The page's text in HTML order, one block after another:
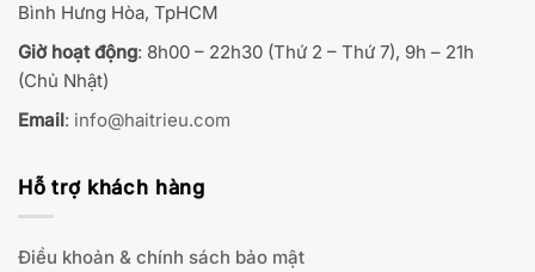
Bình Hưng Hòa, TpHCM
Giờ hoạt động: 8h00 – 22h30 (Thứ 2 – Thứ 7), 9h – 21h
(Chủ Nhật)
Email: info@haitrieu.com
Hỗ trợ khách hàng
Điều khoản & chính sách bảo mật